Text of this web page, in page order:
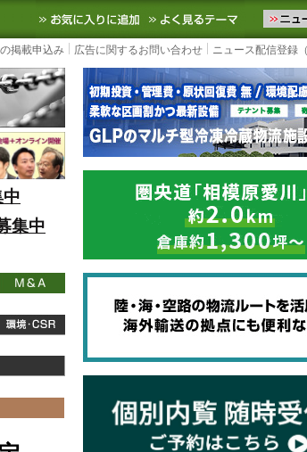
国内外の最新の物流ニュースをお届けします
お気に入りに追加 よく見
掲載申込み 広告に関するお問い合わせ ニュース配信登録
集中